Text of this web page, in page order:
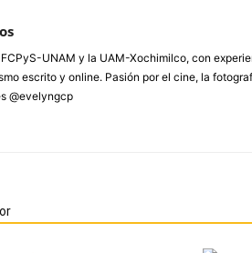
UNAM y la UAM-Xochimilco, con
escrito y online. Pasión por el cine, la
@evelyngcp